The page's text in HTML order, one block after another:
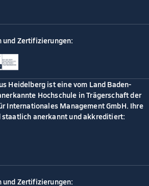
und Zertifizierungen:
Heidelberg ist eine vom Land Baden-
Hochschule in Trägerschaft der
Internationales Management GmbH. Ihre
staatlich anerkannt und akkreditiert:
und Zertifizierungen: